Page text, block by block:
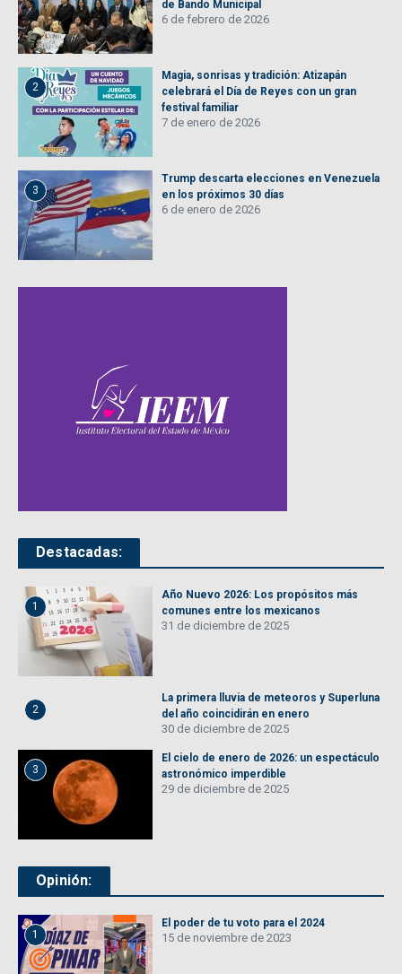
de Bando Municipal
6 de febrero de 2026
2
Magia, sonrisas y tradición: Atizapán
celebrará el Día de Reyes con un gran
festival familiar
7 de enero de 2026
3
Trump descarta elecciones en Venezuela
en los próximos 30 días
6 de enero de 2026
Destacadas:
1
Año Nuevo 2026: Los propósitos más
comunes entre los mexicanos
31 de diciembre de 2025
2
La primera lluvia de meteoros y Superluna
del año coincidirán en enero
30 de diciembre de 2025
3
El cielo de enero de 2026: un espectáculo
astronómico imperdible
29 de diciembre de 2025
Opinión:
1
El poder de tu voto para el 2024
15 de noviembre de 2023